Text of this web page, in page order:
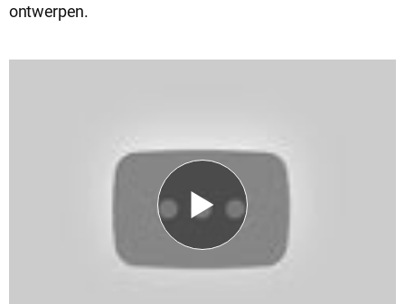
gebruiksvriendelijker maken.
surfgedrag op onze website.
Selectie accepteren
Alle cookies accepteren
ontwerpen.